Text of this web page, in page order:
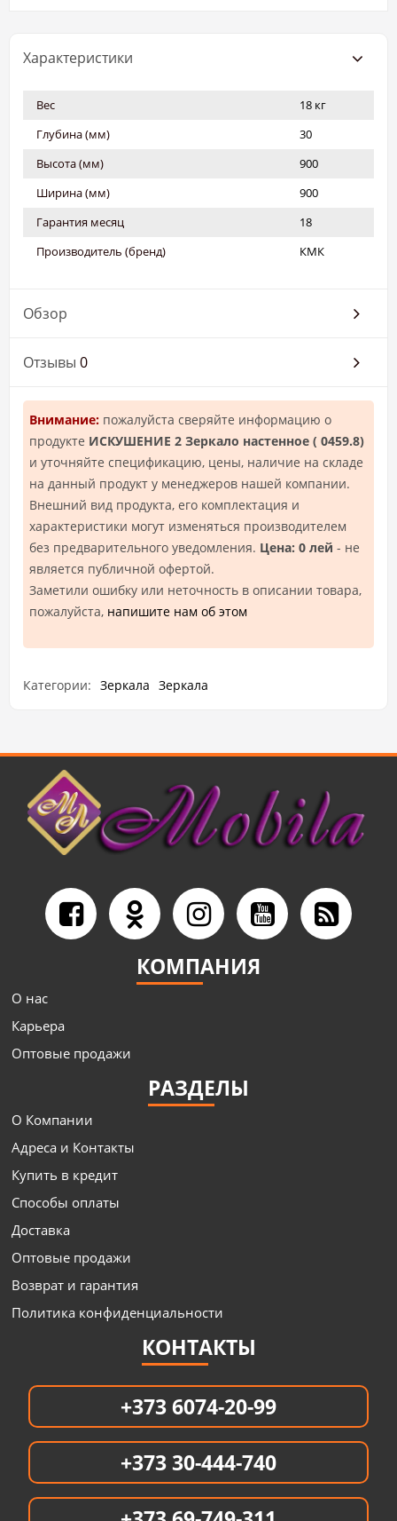
Характеристики
Вес
18 кг
Глубина (мм)
30
Высота (мм)
900
Ширина (мм)
900
Гарантия месяц
18
Производитель (бренд)
КМК
Обзор
Отзывы 0
Внимание: пожалуйста сверяйте информацию о
продукте ИСКУШЕНИЕ 2 Зеркало настенное ( 0459.8)
и уточняйте спецификацию, цены, наличие на складе
на данный продукт у менеджеров нашей компании.
Внешний вид продукта, его комплектация и
характеристики могут изменяться производителем
без предварительного уведомления. Цена: 0 лей - не
является публичной офертой.
Заметили ошибку или неточность в описании товара,
пожалуйста, напишите нам об этом
Категории: Зеркала Зеркала
КОМПАНИЯ
О нас
Карьера
Оптовые продажи
РАЗДЕЛЫ
О Компании
Адреса и Контакты
Купить в кредит
Способы оплаты
Доставка
Оптовые продажи
Возврат и гарантия
Политика конфиденциальности
КОНТАКТЫ
+373 6074-20-99
+373 30-444-740